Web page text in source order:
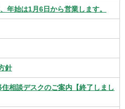
年始は1月6日から営業します。
針
相談デスクのご案内【終了しまし